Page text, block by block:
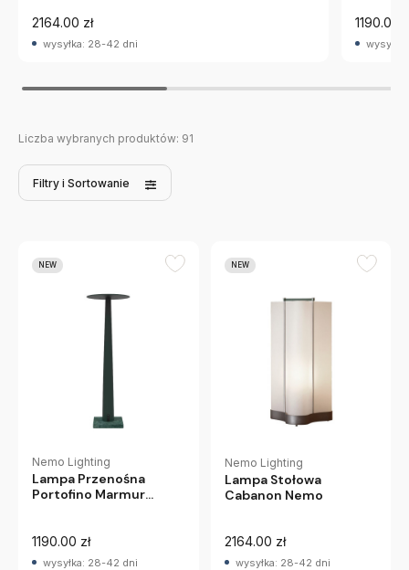
2164.00 zł
wysyłka: 28-42 dni
1190.00
Liczba wybranych produktów: 91
Filtry i Sortowanie
NEW
Nemo Lighting
Lampa Przenośna
Portofino Marmur
1190.00 zł
wysyłka: 28-42 dni
NEW
Nemo Lighting
Lampa Stołowa
Cabanon Nemo
2164.00 zł
wysyłka: 28-42 dni